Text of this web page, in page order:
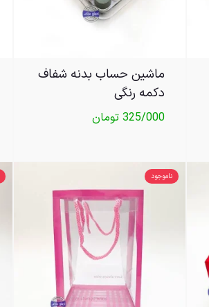
ماشین حساب بدنه شفاف
دکمه رنگی
325/000 تومان
ناموجود